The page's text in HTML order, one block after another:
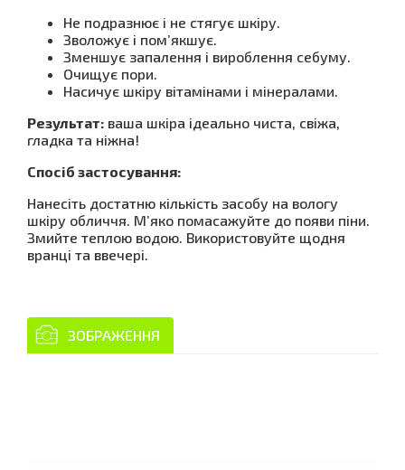
Не подразнює і не стягує шкіру.
Зволожує і пом’якшує.
Зменшує запалення і вироблення себуму.
Очищує пори.
Насичує шкіру вітамінами і мінералами.
Результат: ваша шкіра ідеально чиста, свіжа,
гладка та ніжна!
Спосіб застосування:
Нанесіть достатню кількість засобу на вологу
шкіру обличчя. М’яко помасажуйте до появи піни.
Змийте теплою водою. Використовуйте щодня
вранці та ввечері.
ЗОБРАЖЕННЯ